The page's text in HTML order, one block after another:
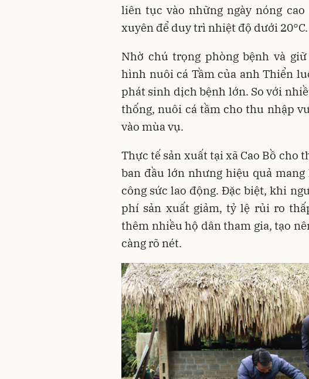
liên tục vào những ngày nóng
xuyên để duy trì nhiệt độ dưới 20°C.
Nhờ chú trọng phòng bệnh và
hình nuôi cá Tầm của anh Thiển
phát sinh dịch bệnh lớn. So với
thống, nuôi cá tầm cho thu nhập
vào mùa vụ.
Thực tế sản xuất tại xã Cao Bồ cho
ban đầu lớn nhưng hiệu quả
công sức lao động. Đặc biệt, khi
phí sản xuất giảm, tỷ lệ rủi ro
thêm nhiều hộ dân tham gia, tạo
càng rõ nét.